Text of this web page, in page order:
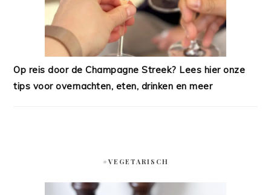
Op reis door de Champagne Streek? Lees hier onze
tips voor overnachten, eten, drinken en meer
#VEGETARISCH